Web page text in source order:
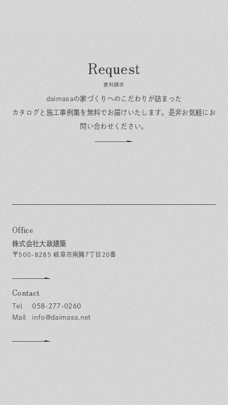
資料請求
daimasaの家づくりへのこだわりが詰まった
カタログと施工事例集を無料でお届けいたします。 是非お気軽にお
問い合わせください。
Office
株式会社大政建築
〒500-8285 岐阜市南鶉7丁目20番
Contact
058-277-0260
info@daimasa.net